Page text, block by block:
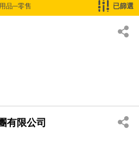
品─零售 已篩選
有限公司